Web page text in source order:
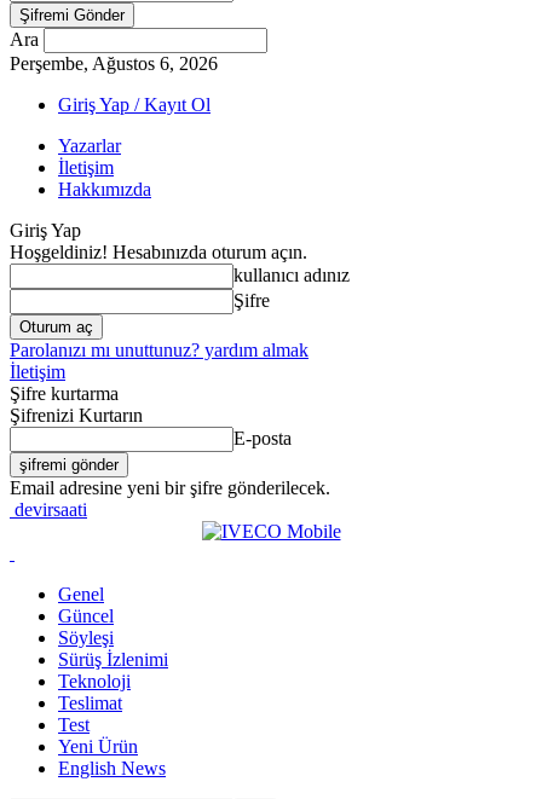
Ara
Perşembe, Ağustos 6, 2026
Giriş Yap / Kayıt Ol
Yazarlar
İletişim
Hakkımızda
Giriş Yap
Hoşgeldiniz! Hesabınızda oturum açın.
kullanıcı adınız
Şifre
Parolanızı mı unuttunuz? yardım almak
İletişim
Şifre kurtarma
Şifrenizi Kurtarın
E-posta
Email adresine yeni bir şifre gönderilecek.
devirsaati
Genel
Güncel
Söyleşi
Sürüş İzlenimi
Teknoloji
Teslimat
Test
Yeni Ürün
English News